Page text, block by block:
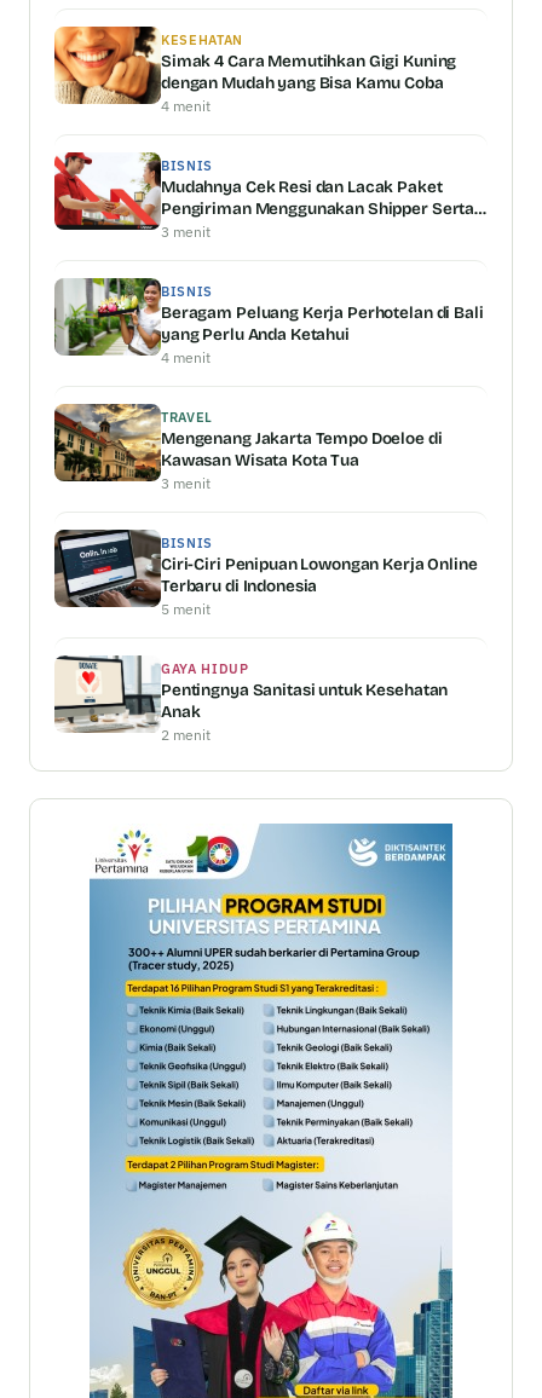
KESEHATAN
Simak 4 Cara Memutihkan Gigi Kuning
dengan Mudah yang Bisa Kamu Coba
4 menit
BISNIS
Mudahnya Cek Resi dan Lacak Paket
Pengiriman Menggunakan Shipper Serta
Keunggulannya
3 menit
BISNIS
Beragam Peluang Kerja Perhotelan di Bali
yang Perlu Anda Ketahui
4 menit
TRAVEL
Mengenang Jakarta Tempo Doeloe di
Kawasan Wisata Kota Tua
3 menit
BISNIS
Ciri-Ciri Penipuan Lowongan Kerja Online
Terbaru di Indonesia
5 menit
GAYA HIDUP
Pentingnya Sanitasi untuk Kesehatan
Anak
2 menit